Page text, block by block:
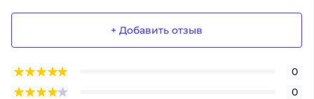
+ Добавить отзыв
0
0